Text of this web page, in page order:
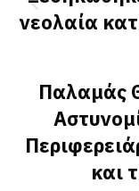
νεολαία
Παλαμάς
και